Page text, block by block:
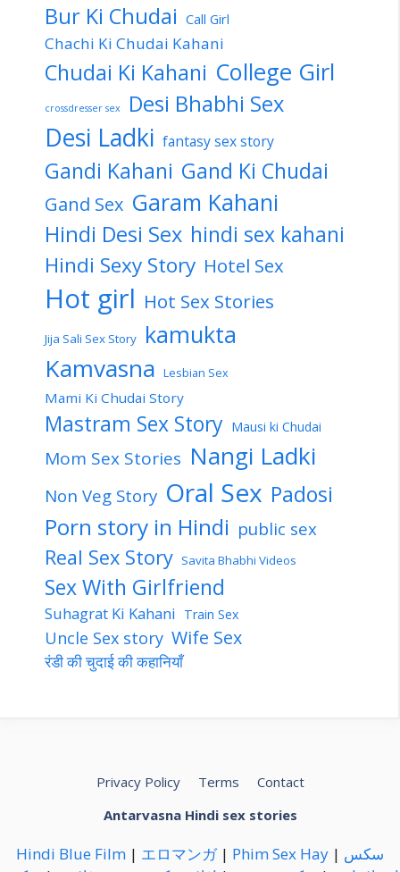
Bur Ki Chudai Call Girl
Chachi Ki Chudai Kahani
Chudai Ki Kahani College Girl
crossdresser sex Desi Bhabhi Sex
Desi Ladki fantasy sex story
Gandi Kahani Gand Ki Chudai
Gand Sex Garam Kahani
Hindi Desi Sex hindi sex kahani
Hindi Sexy Story Hotel Sex
Hot girl Hot Sex Stories
Jija Sali Sex Story kamukta
Kamvasna Lesbian Sex
Mami Ki Chudai Story
Mastram Sex Story Mausi ki Chudai
Mom Sex Stories Nangi Ladki
Non Veg Story Oral Sex Padosi
Porn story in Hindi public sex
Real Sex Story Savita Bhabhi Videos
Sex With Girlfriend
Suhagrat Ki Kahani Train Sex
Uncle Sex story Wife Sex
रंडी की चुदाई की कहानियाँ
Privacy Policy Terms
Contact
Antarvasna Hindi sex stories
Hindi Blue Film | エロマンガ| Phim Sex Hay | سكس